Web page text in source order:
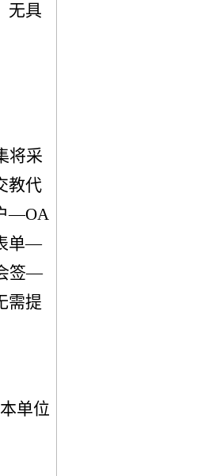
无具
将采
教代
—OA
单—
签—
需提
本单位